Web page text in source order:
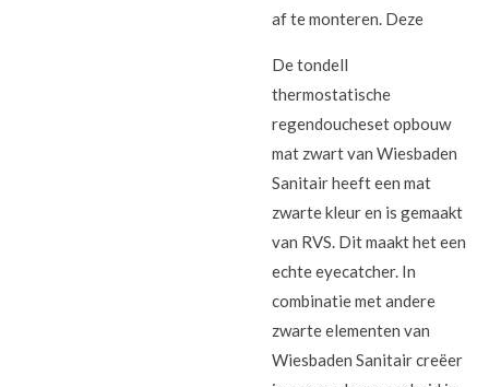
af te monteren. Deze
De tondell
thermostatische
regendoucheset opbouw
mat zwart van Wiesbaden
Sanitair heeft een mat
zwarte kleur en is gemaakt
van RVS. Dit maakt het een
echte eyecatcher. In
combinatie met andere
zwarte elementen van
Wiesbaden Sanitair creëer